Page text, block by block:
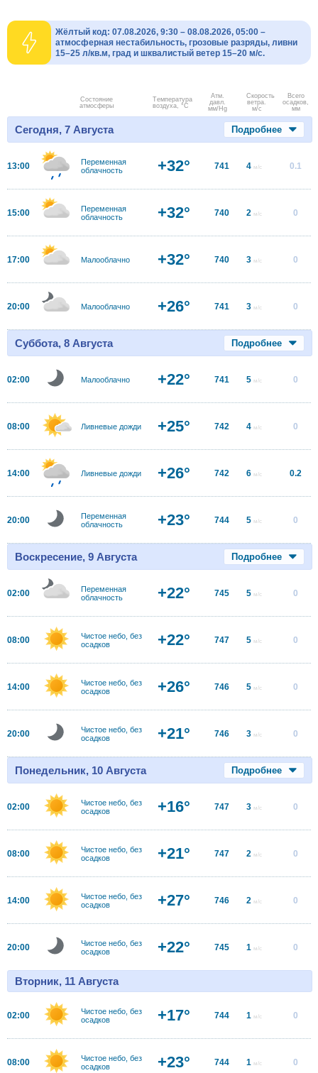
Жёлтый код: 07.08.2026, 9:30 – 08.08.2026, 05:00 –
атмосферная нестабильность, грозовые разряды, ливни
15–25 л/кв.м, град и шквалистый ветер 15–20 м/с.
Состояние
атмосферы
Температура
воздуха, °C
Атм.
давл.
мм/Hg
Скорость
ветра.
м/с
Всего
осадков,
мм
Сегодня, 7 Августа Подробнее
13:00
Переменная
облачность
+32° 741 4 м/с 0.1
15:00
Переменная
облачность
+32° 740 2 м/с 0
17:00 Малооблачно +32° 740 3 м/с 0
20:00 Малооблачно +26° 741 3 м/с 0
Суббота, 8 Августа Подробнее
02:00 Малооблачно +22° 741 5 м/с 0
08:00 Ливневые дожди +25° 742 4 м/с 0
14:00 Ливневые дожди +26° 742 6 м/с 0.2
20:00
Переменная
облачность
+23° 744 5 м/с 0
Воскресение, 9 Августа Подробнее
02:00
Переменная
облачность
+22° 745 5 м/с 0
08:00
Чистое небо, без
осадков
+22° 747 5 м/с 0
14:00
Чистое небо, без
осадков
+26° 746 5 м/с 0
20:00
Чистое небо, без
осадков
+21° 746 3 м/с 0
Понедельник, 10 Августа Подробнее
02:00
Чистое небо, без
осадков
+16° 747 3 м/с 0
08:00
Чистое небо, без
осадков
+21° 747 2 м/с 0
14:00
Чистое небо, без
осадков
+27° 746 2 м/с 0
20:00
Чистое небо, без
осадков
+22° 745 1 м/с 0
Вторник, 11 Августа
02:00
Чистое небо, без
осадков
+17° 744 1 м/с 0
08:00
Чистое небо, без
осадков
+23° 744 1 м/с 0